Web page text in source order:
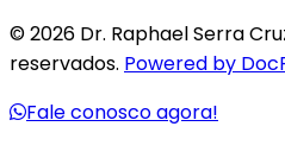
©2026 Dr. Raphael Serra
reservados. Powered by
Fale conosco agora!